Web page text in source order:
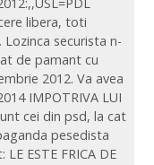
libera, toti
securista n-
de pamant cu
2012. Va avea
IMPOTRIVA LUI
cei din psd, la cat
pesedista
ESTE FRICA DE